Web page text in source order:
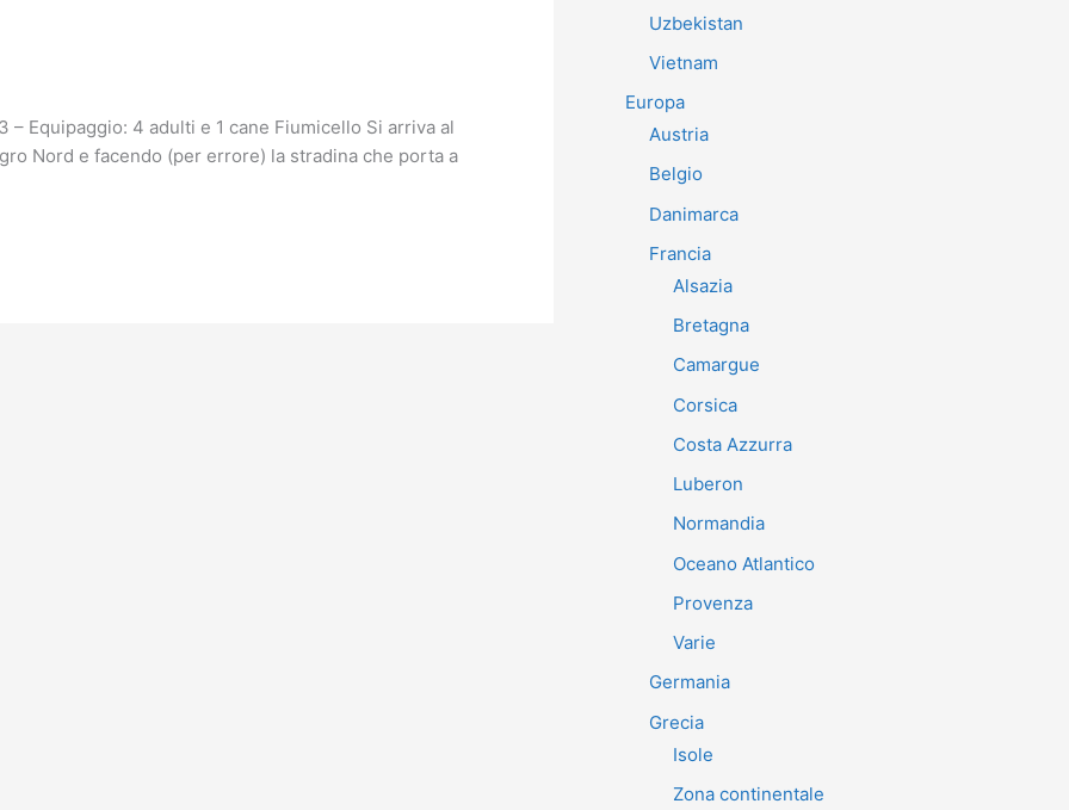
– Equipaggio: 4 adulti e 1 cane Fiumicello Si arriva al
Nord e facendo (per errore) la stradina che porta a
Uzbekistan
Vietnam
Europa
Austria
Belgio
Danimarca
Francia
Alsazia
Bretagna
Camargue
Corsica
Costa Azzurra
Luberon
Normandia
Oceano Atlantico
Provenza
Varie
Germania
Grecia
Isole
Zona continentale